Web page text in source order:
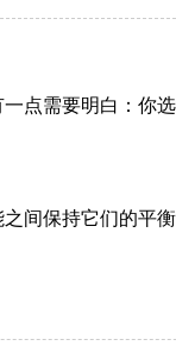
点需要明白：你
保持它们的平